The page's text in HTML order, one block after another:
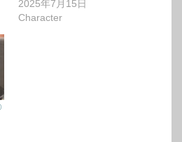
2025年7月15日
Character